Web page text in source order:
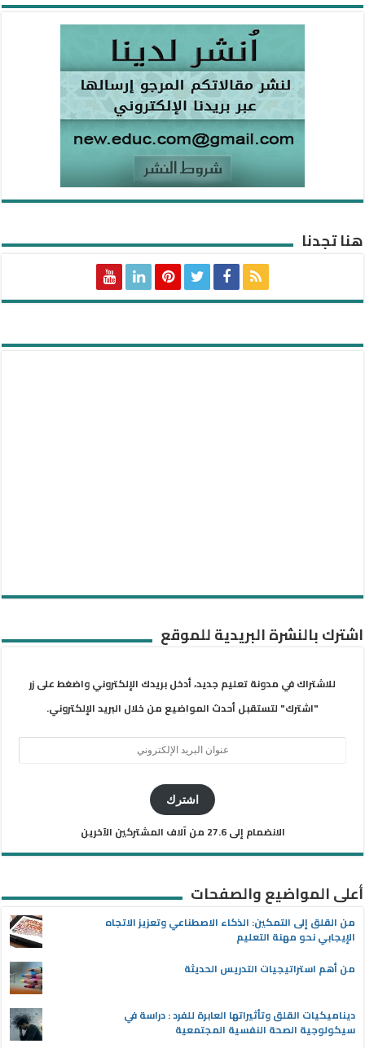
هنا تجدنا
اشترك بالنشرة البريدية للموقع
للاشتراك في مدونة تعليم جديد، أدخل بريدك الإلكتروني واضغط على زر
"اشترك" لتستقبل أحدث المواضيع من خلال البريد الإلكتروني.
اشترك
الانضمام إلى 27.6 من آلاف المشتركين الآخرين
أعلى المواضيع والصفحات
من القلق إلى التمكين: الذكاء الاصطناعي وتعزيز الاتجاه
الإيجابي نحو مهنة التعليم
من أهم استراتيجيات التدريس الحديثة
ديناميكيات القلق وتأثيراتها العابرة للفرد : دراسة في
سيكولوجية الصحة النفسية المجتمعية